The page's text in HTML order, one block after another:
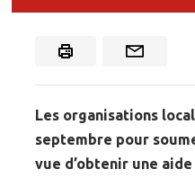
Les organisations
septembre pour
vue d’obtenir une